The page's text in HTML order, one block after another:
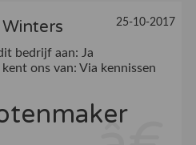
25-10-2017
bedrijf aan: Ja
ons van: Via kennissen